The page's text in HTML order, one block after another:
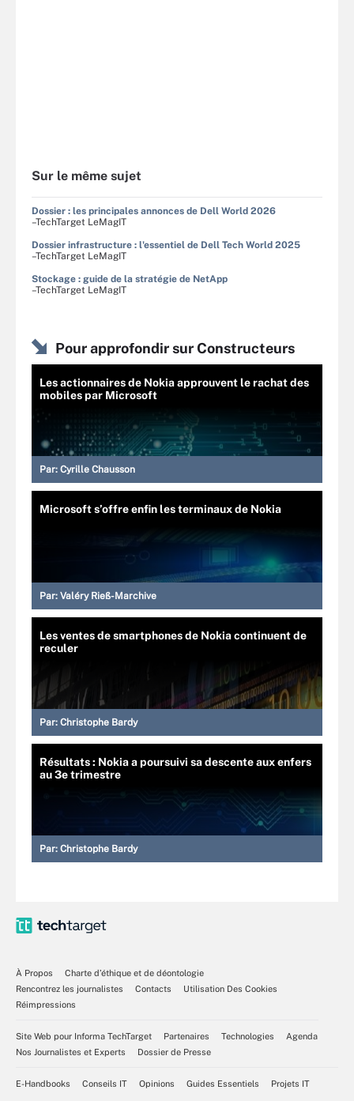
Sur le même sujet
Dossier : les principales annonces de Dell World 2026
–TechTarget LeMagIT
Dossier infrastructure : l'essentiel de Dell Tech World 2025
–TechTarget LeMagIT
Stockage : guide de la stratégie de NetApp
–TechTarget LeMagIT
Pour approfondir sur Constructeurs
Les actionnaires de Nokia approuvent le rachat des
mobiles par Microsoft
Par: Cyrille Chausson
Microsoft s’offre enfin les terminaux de Nokia
Par: Valéry Rieß-Marchive
Les ventes de smartphones de Nokia continuent de
reculer
Par: Christophe Bardy
Résultats : Nokia a poursuivi sa descente aux enfers
au 3e trimestre
Par: Christophe Bardy
À Propos
Charte d’éthique et de déontologie
Rencontrez les journalistes
Contacts
Utilisation Des Cookies
Réimpressions
Site Web pour Informa TechTarget Partenaires Technologies
Agenda
Nos Journalistes et Experts
Dossier de Presse
E-Handbooks Conseils IT Opinions Guides Essentiels Projets IT